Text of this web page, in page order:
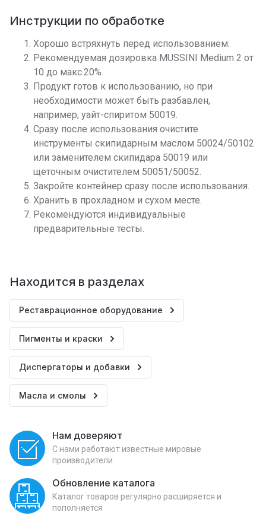
Инструкции по обработке
Хорошо встряхнуть перед использованием.
Рекомендуемая дозировка MUSSINI Medium 2 от
10 до макс.20%.
Продукт готов к использованию, но при
необходимости может быть разбавлен,
например, уайт-спиритом 50019.
Сразу после использования очистите
инструменты скипидарным маслом 50024/50102
или заменителем скипидара 50019 или
щеточным очистителем 50051/50052.
Закройте контейнер сразу после использования.
Хранить в прохладном и сухом месте.
Рекомендуются индивидуальные
предварительные тесты.
Находится в разделах
Реставрационное оборудование
Пигменты и краски
Диспергаторы и добавки
Масла и смолы
Нам доверяют
С нами работают известные мировые
производители
Обновление каталога
Каталог товаров регулярно расширяется и
пополняется